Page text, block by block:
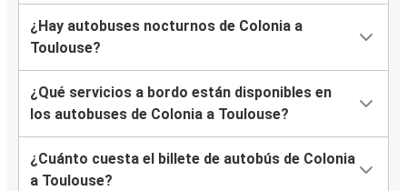
¿Hay autobuses nocturnos de Colonia a
Toulouse?
¿Qué servicios a bordo están disponibles en
los autobuses de Colonia a Toulouse?
¿Cuánto cuesta el billete de autobús de Colonia
a Toulouse?